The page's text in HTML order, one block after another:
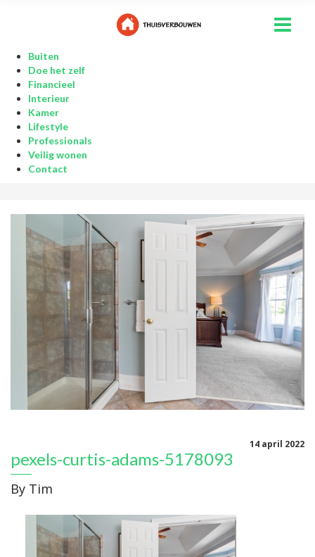
Buiten
Doe het zelf
Financieel
Interieur
Kamer
Lifestyle
Professionals
Veilig wonen
Contact
14 april 2022
pexels-curtis-adams-5178093
By Tim